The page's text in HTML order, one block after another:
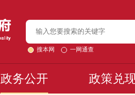
搜本网 一网通查
政务公开 政策兑